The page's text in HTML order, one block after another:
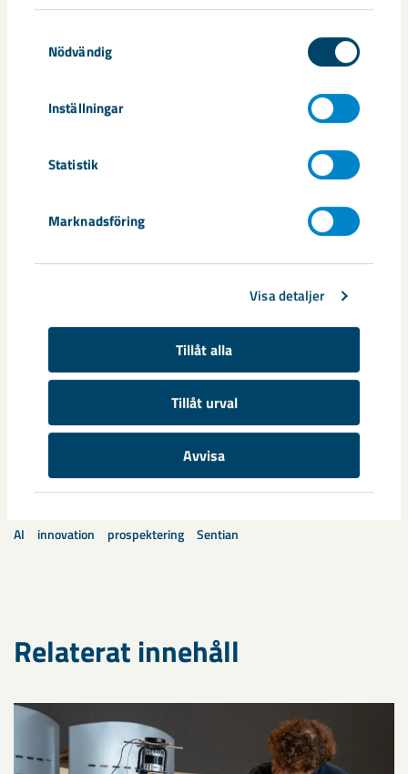
Nödvändig
Inställningar
Statistik
Marknadsföring
Visa detaljer
Tillåt alla
Tillåt urval
Avvisa
Documents
are att se genom berget_210526
Dela
Taggar
AI innovation prospektering Sentian
Relaterat innehåll